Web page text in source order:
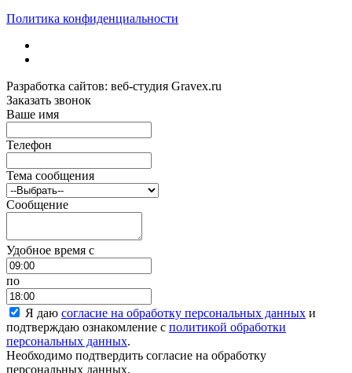
Политика конфиденциальности
Разработка сайтов: веб-студия Gravex.ru
Заказать звонок
Ваше имя
Телефон
Тема сообщения
Сообщение
Удобное время c
по
Я даю согласие на обработку персональных данных и
подтверждаю ознакомление с политикой обработки
персональных данных.
Необходимо подтвердить согласие на обработку
персональных данных.